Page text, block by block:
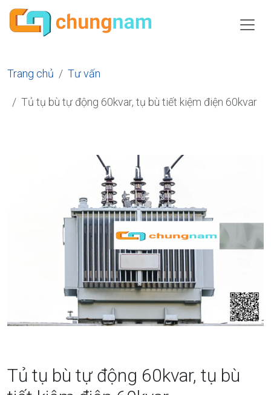
Trang chủ Tư vấn
Tủ tụ bù tự động 60kvar, tụ bù tiết kiệm điện 60kvar
Tủ tụ bù tự động 60kvar, tụ bù